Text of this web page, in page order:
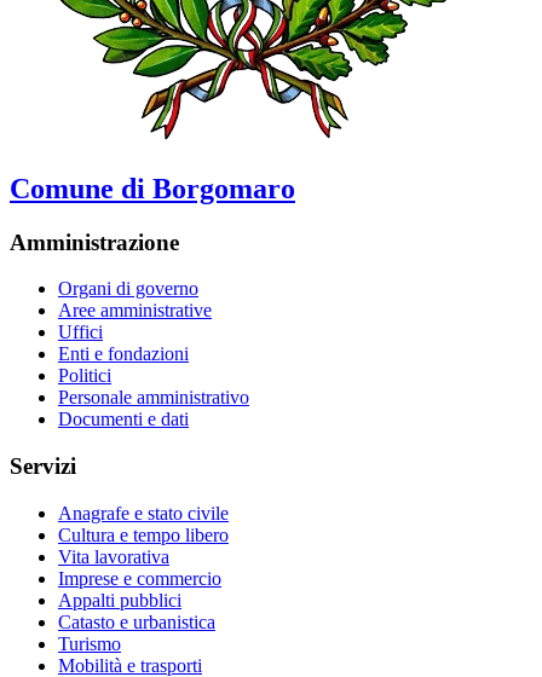
Comune di Borgomaro
Amministrazione
Organi di governo
Aree amministrative
Uffici
Enti e fondazioni
Politici
Personale amministrativo
Documenti e dati
Servizi
Anagrafe e stato civile
Cultura e tempo libero
Vita lavorativa
Imprese e commercio
Appalti pubblici
Catasto e urbanistica
Turismo
Mobilità e trasporti